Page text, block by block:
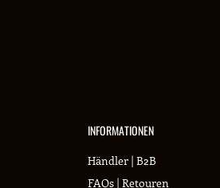
INFORMATIONEN
Händler | B2B
FAQs | Retouren